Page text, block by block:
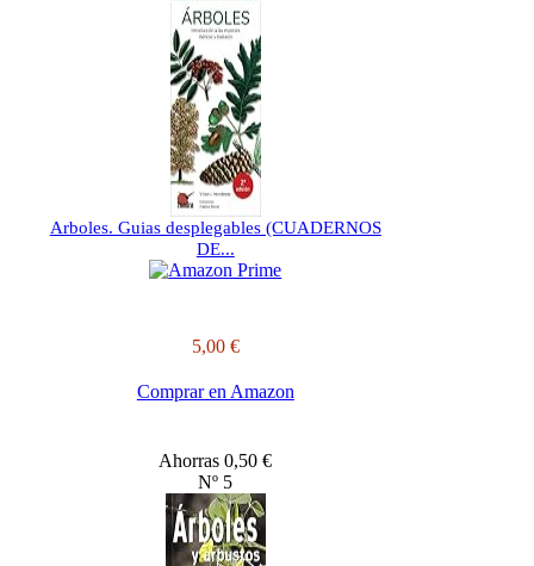
Arboles. Guias desplegables (CUADERNOS
DE...
5,00 €
Comprar en Amazon
Ahorras 0,50 €
Nº 5